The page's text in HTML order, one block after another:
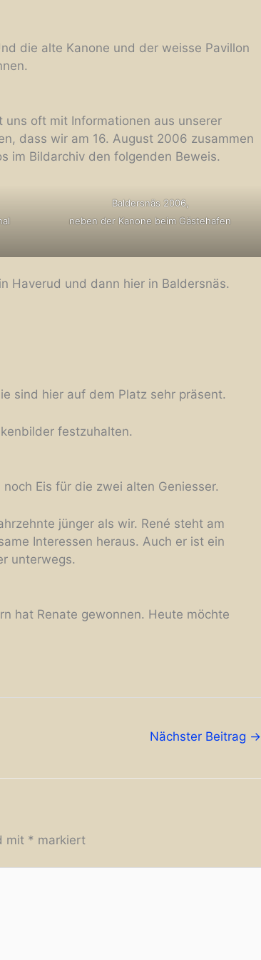
die alte Kanone und der weisse Pavillon
oft mit Informationen aus unserer
dass wir am 16. August 2006 zusammen
im Bildarchiv den folgenden Beweis.
Baldersnäs 2006,
neben der Kanone beim Gästehafen
Haverud und dann hier in Baldersnäs.
sind hier auf dem Platz sehr präsent.
festzuhalten.
Eis für die zwei alten Geniesser.
jünger als wir. René steht am
Interessen heraus. Auch er ist ein
unterwegs.
hat Renate gewonnen. Heute möchte
Nächster Beitrag →
mit * markiert